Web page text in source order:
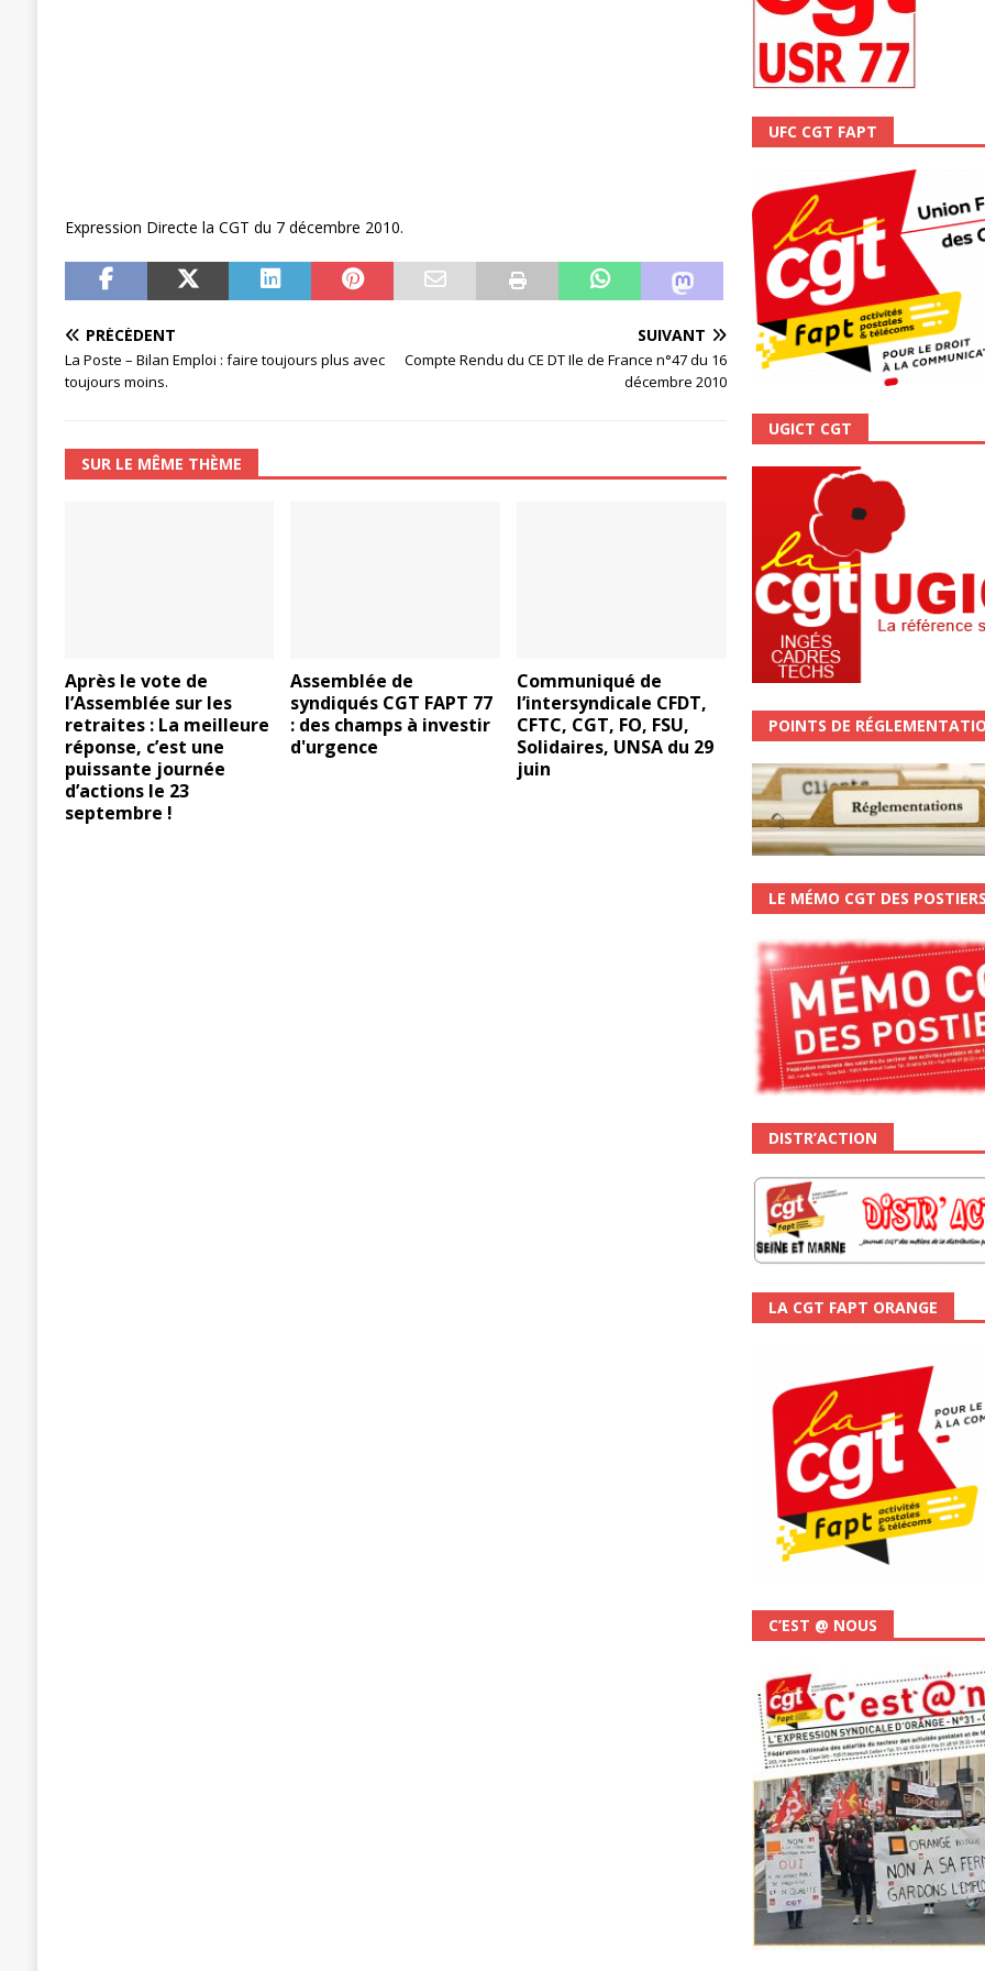
Expression Directe la CGT du 7 décembre 2010.
PRÉCÉDENT
La Poste – Bilan Emploi : faire toujours plus avec
toujours moins.
SUIVANT
Compte Rendu du CE DT Ile de France n°47 du 16
décembre 2010
SUR LE MÊME THÈME
Après le vote de
l’Assemblée sur les
retraites : La meilleure
réponse, c’est une
puissante journée
d’actions le 23
septembre !
Assemblée de
syndiqués CGT FAPT 77
: des champs à investir
d'urgence
Communiqué de
l’intersyndicale CFDT,
CFTC, CGT, FO, FSU,
Solidaires, UNSA du 29
juin
UFC CGT FAPT
UGICT CGT
POINTS DE
LE MÉMO CGT DES
DISTR’ACTION
LA CGT FAPT ORANGE
C’EST @ NOUS